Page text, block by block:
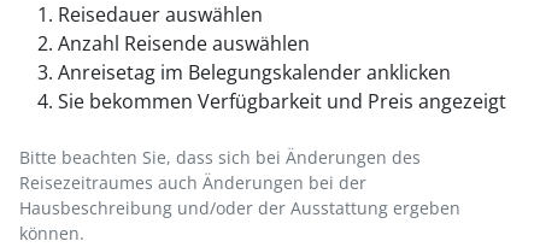
Reisedauer auswählen
Anzahl Reisende auswählen
Anreisetag im Belegungskalender anklicken
Sie bekommen Verfügbarkeit und Preis angezeigt
Bitte beachten Sie, dass sich bei Änderungen des
Reisezeitraumes auch Änderungen bei der
Hausbeschreibung und/oder der Ausstattung ergeben
können.